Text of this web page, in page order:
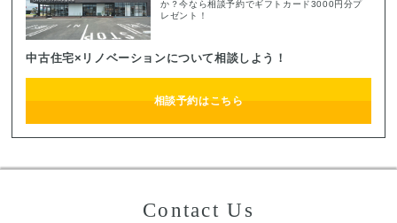
か？今なら相談予約でギフトカード3000円分プ
レゼント！
中古住宅×リノベーションについて相談しよう！
相談予約はこちら
Contact Us